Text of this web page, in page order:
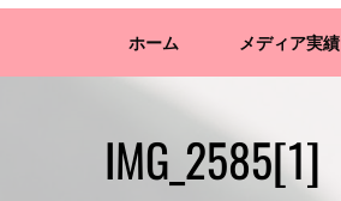
ホーム メディア実績
IMG_2585[1]